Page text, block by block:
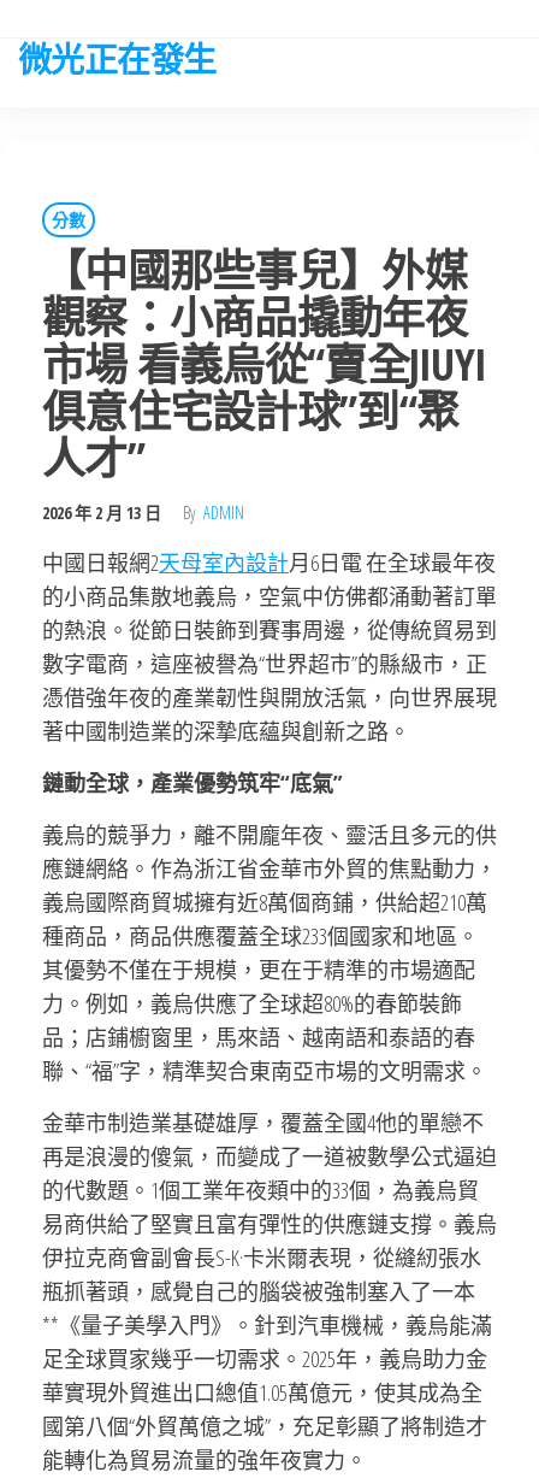
微光正在發生
分數
【中國那些事兒】外媒
觀察：小商品撬動年夜
市場 看義烏從“賣全JIUYI
俱意住宅設計球”到“聚
人才”
2026 年 2 月 13 日 By ADMIN
中國日報網2天母室內設計月6日電 在全球最年夜
的小商品集散地義烏，空氣中仿佛都涌動著訂單
的熱浪。從節日裝飾到賽事周邊，從傳統貿易到
數字電商，這座被譽為“世界超市”的縣級市，正
憑借強年夜的產業韌性與開放活氣，向世界展現
著中國制造業的深摯底蘊與創新之路。
鏈動全球，產業優勢筑牢“底氣”
義烏的競爭力，離不開龐年夜、靈活且多元的供
應鏈網絡。作為浙江省金華市外貿的焦點動力，
義烏國際商貿城擁有近8萬個商鋪，供給超210萬
種商品，商品供應覆蓋全球233個國家和地區。
其優勢不僅在于規模，更在于精準的市場適配
力。例如，義烏供應了全球超80%的春節裝飾
品；店鋪櫥窗里，馬來語、越南語和泰語的春
聯、“福”字，精準契合東南亞市場的文明需求。
金華市制造業基礎雄厚，覆蓋全國4他的單戀不
再是浪漫的傻氣，而變成了一道被數學公式逼迫
的代數題。1個工業年夜類中的33個，為義烏貿
易商供給了堅實且富有彈性的供應鏈支撐。義烏
伊拉克商會副會長S-K·卡米爾表現，從縫紉張水
瓶抓著頭，感覺自己的腦袋被強制塞入了一本
**《量子美學入門》。針到汽車機械，義烏能滿
足全球買家幾乎一切需求。2025年，義烏助力金
華實現外貿進出口總值1.05萬億元，使其成為全
國第八個“外貿萬億之城”，充足彰顯了將制造才
能轉化為貿易流量的強年夜實力。